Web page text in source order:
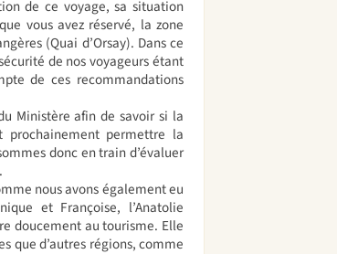
de ce voyage, sa situation
vous avez réservé, la zone
(Quai d’Orsay). Dans ce
de nos voyageurs étant
de ces recommandations
Ministère afin de savoir si la
permettre la
donc en train d’évaluer
nous avons également eu
et Françoise, l’Anatolie
doucement au tourisme. Elle
que d’autres régions, comme